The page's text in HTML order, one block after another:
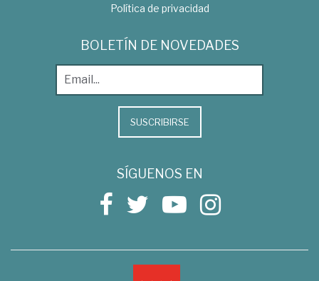
Política de privacidad
BOLETÍN DE NOVEDADES
SUSCRIBIRSE
SÍGUENOS EN